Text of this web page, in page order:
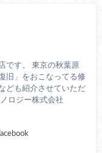
です。 東京の秋葉原
旧」をおこなってる修
ども紹介させていただ
ロジー株式会社